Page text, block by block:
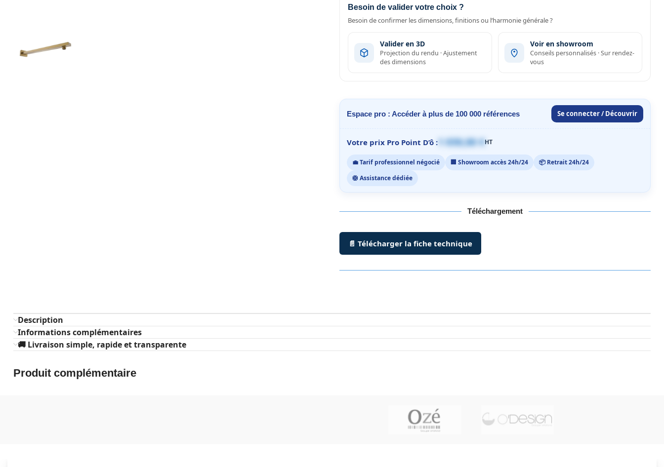
Besoin de valider votre choix ?
Besoin de confirmer les dimensions, finitions ou l’harmonie générale ?
Valider en 3D
Projection du rendu · Ajustement
des dimensions
Voir en showroom
Conseils personnalisés · Sur rendez-
vous
Espace pro : Accéder à plus de 100 000 références Se connecter / Découvrir
Votre prix Pro Point D’ô : 1 059,00 €HT
💼 Tarif professionnel négocié 🏢 Showroom accès 24h/24
📦 Retrait 24h/24
🛟 Assistance dédiée
Téléchargement
📄 Télécharger la fiche technique
Description
Informations complémentaires
🚚 Livraison simple, rapide et transparente
Produit complémentaire